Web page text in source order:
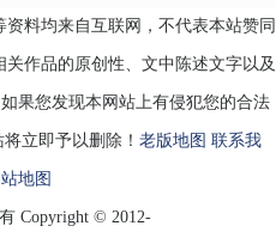
料均来自互联网，不代表本站赞同
作品的原创性、文中陈述文字以及
果您发现本网站上有侵犯您的合法
立即予以删除！ 老版地图 联系我
地图
Copyright © 2012-